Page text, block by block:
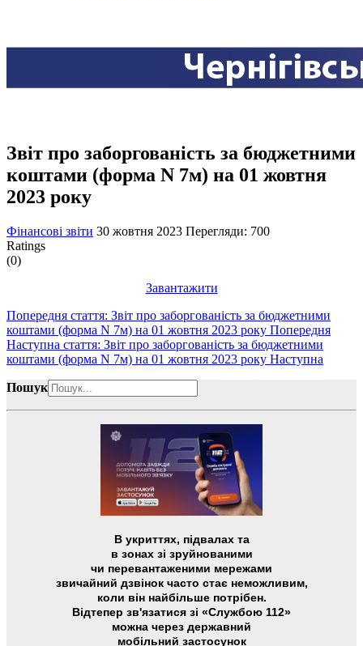
Звіт про заборгованість за бюджетними
коштами (форма N 7м) на 01 жовтня
2023 року
Фінансові звіти 30 жовтня 2023 Перегляди: 700
Ratings
(0)
Завантажити
Попередня стаття: Звіт про заборгованість за бюджетними
коштами (форма N 7м) на 01 жовтня 2023 року Попередня
Наступна стаття: Звіт про заборгованість за бюджетними
коштами (форма N 7м) на 01 жовтня 2023 року Наступна
Пошук
В укриттях, підвалах та
в зонах зі зруйнованими
чи перевантаженими мережами
звичайний дзвінок часто стає неможливим,
коли він найбільше потрібен.
Відтепер зв'язатися зі «Службою 112»
можна через державний
мобільний застосунок